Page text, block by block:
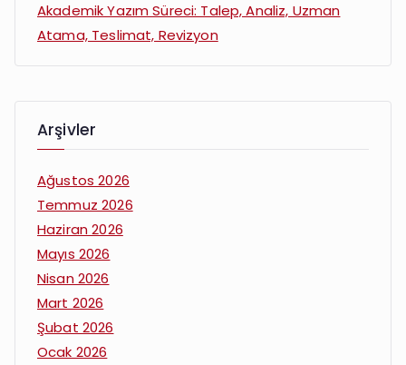
Akademik Yazım Süreci: Talep, Analiz, Uzman
Atama, Teslimat, Revizyon
Arşivler
Ağustos 2026
Temmuz 2026
Haziran 2026
Mayıs 2026
Nisan 2026
Mart 2026
Şubat 2026
Ocak 2026